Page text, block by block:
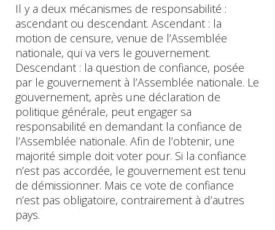
Il y a deux mécanismes de responsabilité :
ascendant ou descendant. Ascendant : la
motion de censure, venue de l’Assemblée
nationale, qui va vers le gouvernement.
Descendant : la question de confiance, posée
par le gouvernement à l’Assemblée nationale. Le
gouvernement, après une déclaration de
politique générale, peut engager sa
responsabilité en demandant la confiance de
l’Assemblée nationale. Afin de l’obtenir, une
majorité simple doit voter pour. Si la confiance
n’est pas accordée, le gouvernement est tenu
de démissionner. Mais ce vote de confiance
n’est pas obligatoire, contrairement à d’autres
pays.